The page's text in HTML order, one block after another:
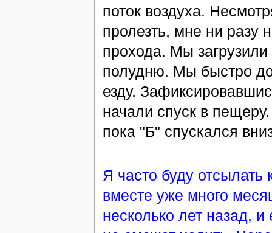
поток воздуха.
пролезть, мне ни разу
прохода. Мы
полудню. Мы быстро
езду.
начали спуск в
пока "Б" спускался
Я часто буду
вместе уже много
несколько лет назад,